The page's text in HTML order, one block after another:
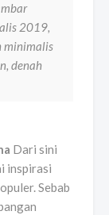
2019,
minimalis
denah
Dari sini
inspirasi
Sebab